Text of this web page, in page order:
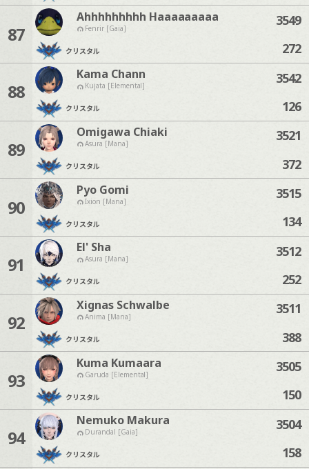
87
Ahhhhhhhhh Haaaaaaaaa
Fenrir [Gaia]
クリスタル
3549
272
88
Kama Chann
Kujata [Elemental]
クリスタル
3542
126
89
Omigawa Chiaki
Asura [Mana]
クリスタル
3521
372
90
Pyo Gomi
Ixion [Mana]
クリスタル
3515
134
91
El' Sha
Asura [Mana]
クリスタル
3512
252
92
Xignas Schwalbe
Anima [Mana]
クリスタル
3511
388
93
Kuma Kumaara
Garuda [Elemental]
クリスタル
3505
150
94
Nemuko Makura
Durandal [Gaia]
クリスタル
3504
158